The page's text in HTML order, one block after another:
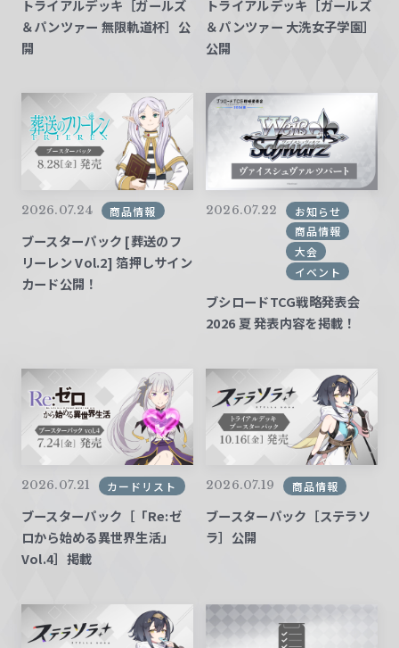
トライアルデッキ［ガールズ
＆パンツァー 無限軌道杯］公
開
トライアルデッキ［ガールズ
＆パンツァー 大洗女子学園］
公開
2026.07.24 商品情報
ブースターパック [葬送のフ
リーレン Vol.2] 箔押しサイン
カード公開！
2026.07.22
お知らせ
商品情報
大会
イベント
ブシロードTCG戦略発表会
2026 夏 発表内容を掲載！
2026.07.21 カードリスト
ブースターパック［「Re:ゼ
ロから始める異世界生活」
Vol.4］掲載
2026.07.19 商品情報
ブースターパック［ステラソ
ラ］公開